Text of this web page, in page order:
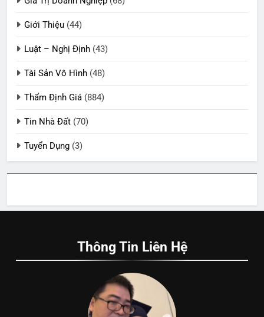
Giới Thiệu (44)
Luật – Nghị Định (43)
Tài Sản Vô Hình (48)
Thẩm Định Giá (884)
Tin Nhà Đất (70)
Tuyển Dụng (3)
Thông Tin Liên Hệ